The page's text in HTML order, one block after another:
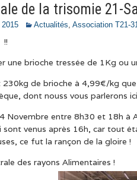
de la trisomie 21-
2015 Actualités, Association T21-
!!
une brioche tressée de 1Kg ou
230kg de brioche à 4,99€/kg
dont nouss vous parlerons
Novembre entre 8h30 et 18h
sont venus après 16h, car tout
ce fut la rançon de la gloire !
des rayons Alimentaires !